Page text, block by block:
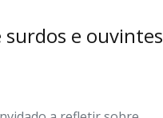
e